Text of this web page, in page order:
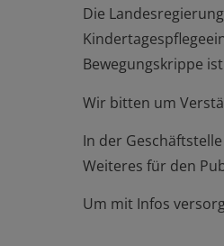
Die
Bewegungskrippe
Wir bitten um
In der
Weiteres für den
Um mit Infos